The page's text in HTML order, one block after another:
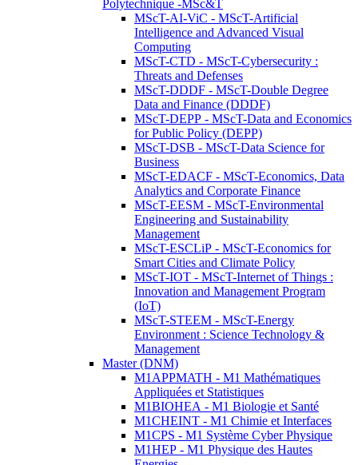
Polytechnique -MSc&T
MScT-AI-ViC - MScT-Artificial
Intelligence and Advanced Visual
Computing
MScT-CTD - MScT-Cybersecurity :
Threats and Defenses
MScT-DDDF - MScT-Double Degree
Data and Finance (DDDF)
MScT-DEPP - MScT-Data and Economics
for Public Policy (DEPP)
MScT-DSB - MScT-Data Science for
Business
MScT-EDACF - MScT-Economics, Data
Analytics and Corporate Finance
MScT-EESM - MScT-Environmental
Engineering and Sustainability
Management
MScT-ESCLiP - MScT-Economics for
Smart Cities and Climate Policy
MScT-IOT - MScT-Internet of Things :
Innovation and Management Program
(IoT)
MScT-STEEM - MScT-Energy
Environment : Science Technology &
Management
Master (DNM)
M1APPMATH - M1 Mathématiques
Appliquées et Statistiques
M1BIOHEA - M1 Biologie et Santé
M1CHEINT - M1 Chimie et Interfaces
M1CPS - M1 Système Cyber Physique
M1HEP - M1 Physique des Hautes